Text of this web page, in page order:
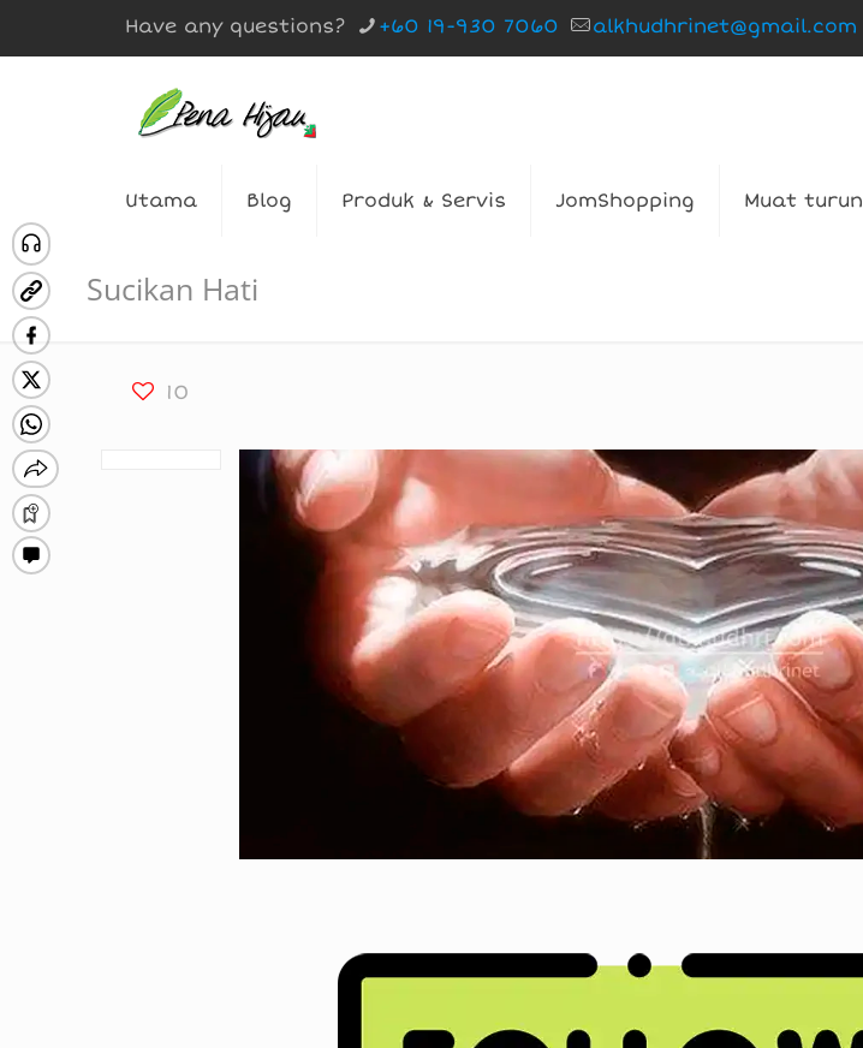
Have any questions? +60 19-930 7060 alkhudhrinet@gmail.com
Utama Blog Produk & Servis JomShopping Muat turun
Sucikan Hati
10